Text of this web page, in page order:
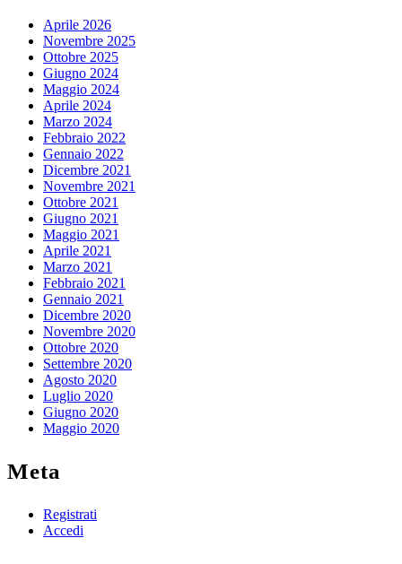
Aprile 2026
Novembre 2025
Ottobre 2025
Giugno 2024
Maggio 2024
Aprile 2024
Marzo 2024
Febbraio 2022
Gennaio 2022
Dicembre 2021
Novembre 2021
Ottobre 2021
Giugno 2021
Maggio 2021
Aprile 2021
Marzo 2021
Febbraio 2021
Gennaio 2021
Dicembre 2020
Novembre 2020
Ottobre 2020
Settembre 2020
Agosto 2020
Luglio 2020
Giugno 2020
Maggio 2020
Meta
Registrati
Accedi